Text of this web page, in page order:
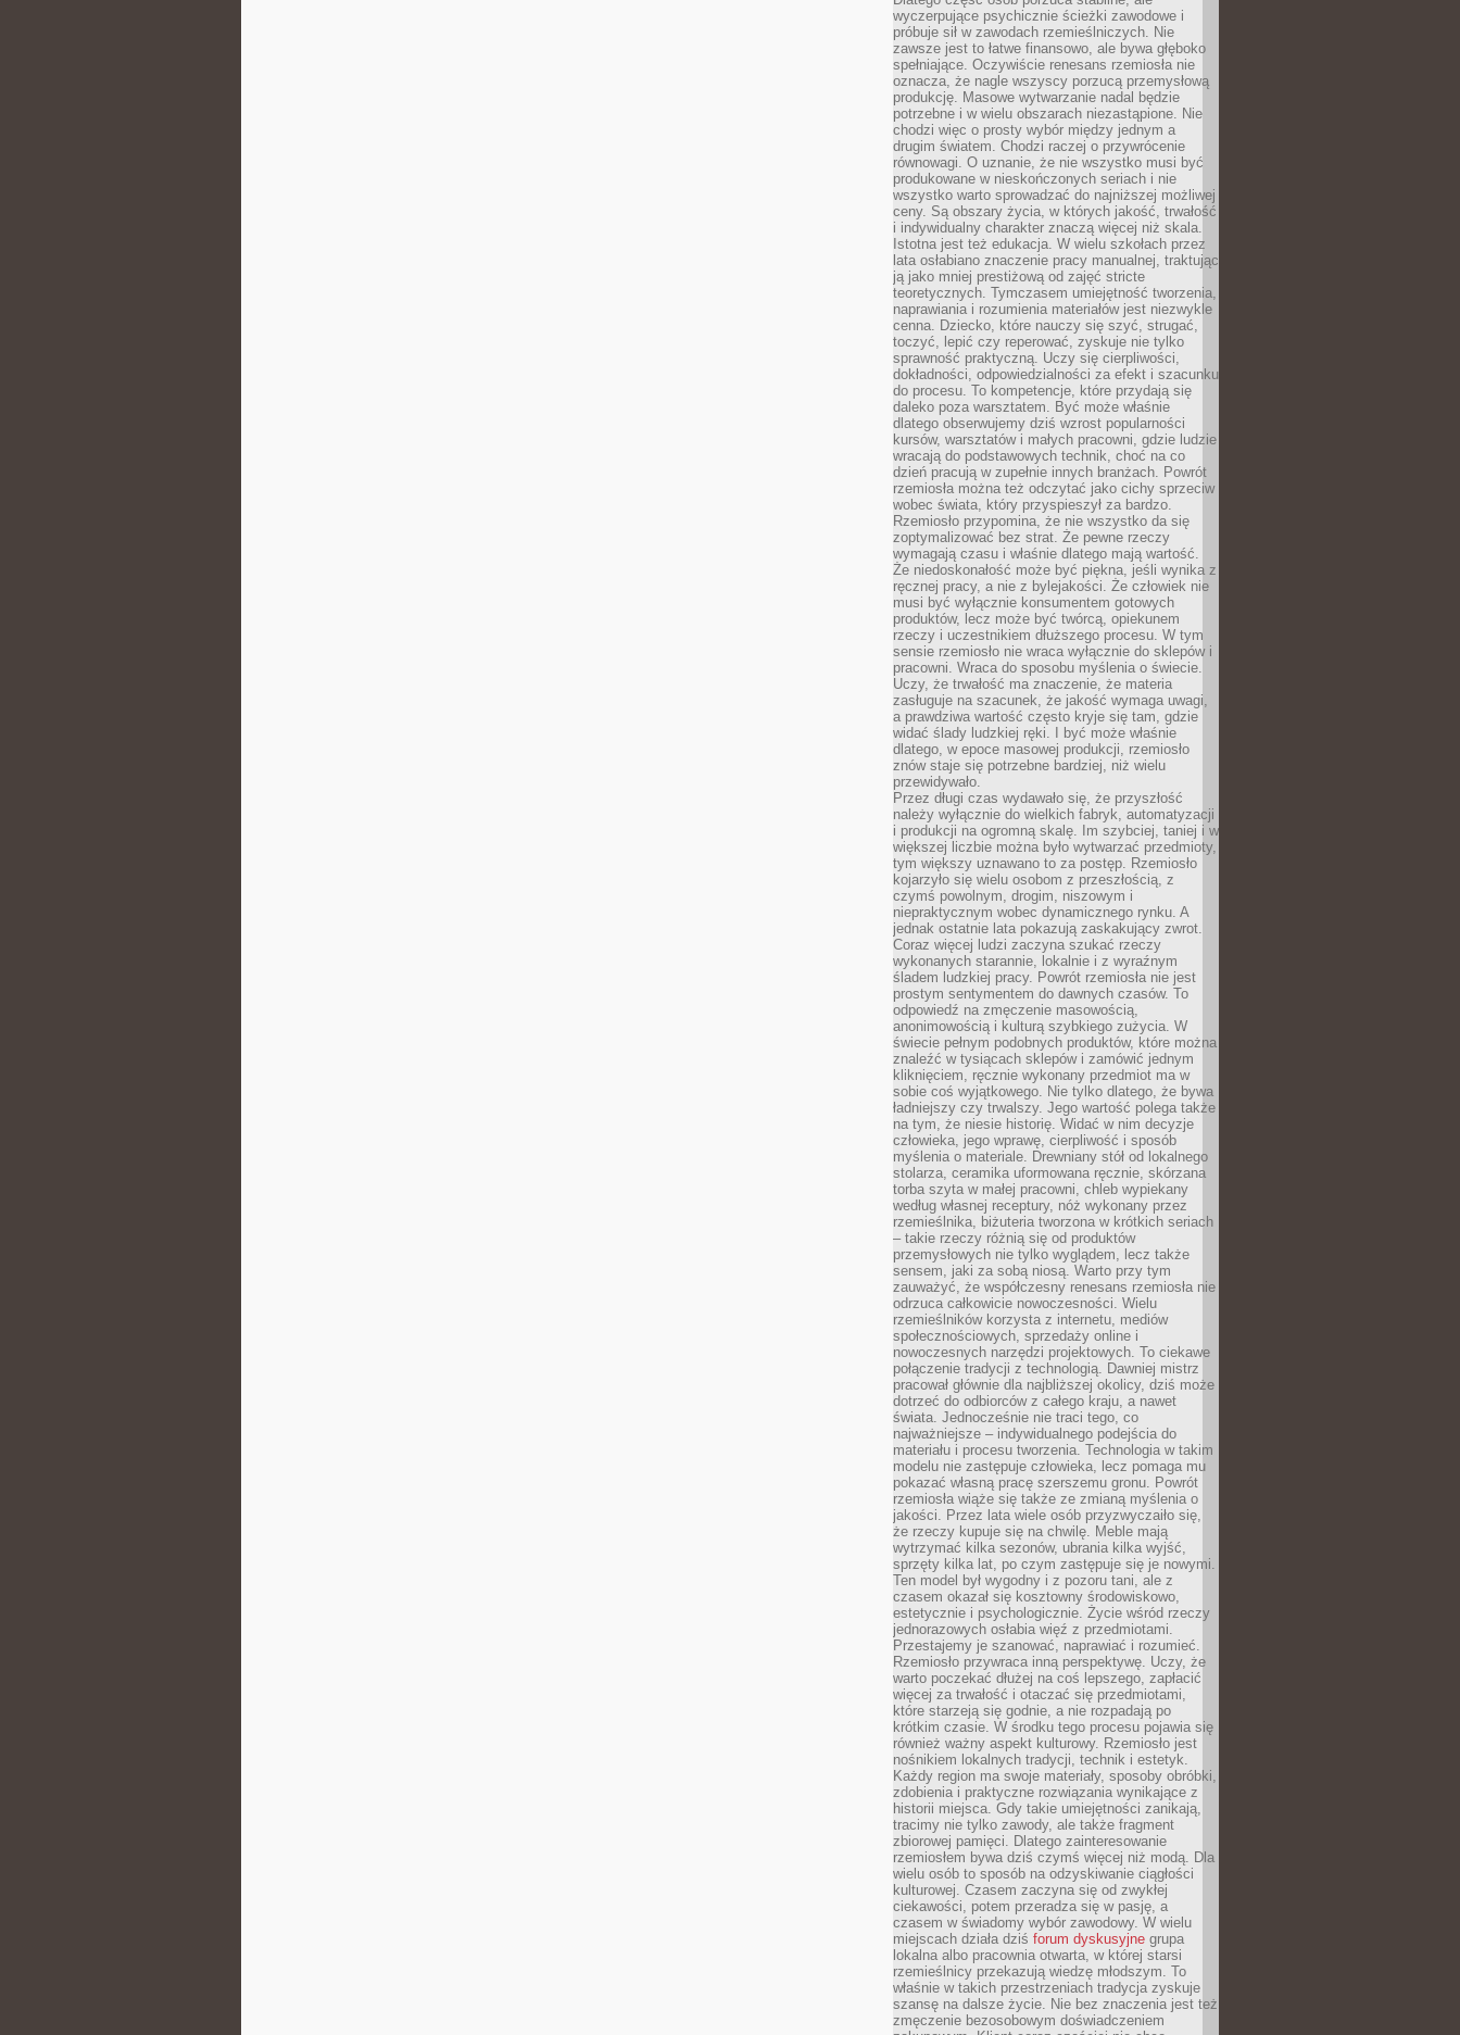
wyczerpujące psychicznie ścieżki zawodowe i
próbuje sił w zawodach rzemieślniczych. Nie
zawsze jest to łatwe finansowo, ale bywa głęboko
spełniające. Oczywiście renesans rzemiosła nie
oznacza, że nagle wszyscy porzucą przemysłową
produkcję. Masowe wytwarzanie nadal będzie
potrzebne i w wielu obszarach niezastąpione. Nie
chodzi więc o prosty wybór między jednym a
drugim światem. Chodzi raczej o przywrócenie
równowagi. O uznanie, że nie wszystko musi być
produkowane w nieskończonych seriach i nie
wszystko warto sprowadzać do najniższej możliwej
ceny. Są obszary życia, w których jakość, trwałość
i indywidualny charakter znaczą więcej niż skala.
Istotna jest też edukacja. W wielu szkołach przez
lata osłabiano znaczenie pracy manualnej, traktując
ją jako mniej prestiżową od zajęć stricte
teoretycznych. Tymczasem umiejętność tworzenia,
naprawiania i rozumienia materiałów jest niezwykle
cenna. Dziecko, które nauczy się szyć, strugać,
toczyć, lepić czy reperować, zyskuje nie tylko
sprawność praktyczną. Uczy się cierpliwości,
dokładności, odpowiedzialności za efekt i szacunku
do procesu. To kompetencje, które przydają się
daleko poza warsztatem. Być może właśnie
dlatego obserwujemy dziś wzrost popularności
kursów, warsztatów i małych pracowni, gdzie ludzie
wracają do podstawowych technik, choć na co
dzień pracują w zupełnie innych branżach. Powrót
rzemiosła można też odczytać jako cichy sprzeciw
wobec świata, który przyspieszył za bardzo.
Rzemiosło przypomina, że nie wszystko da się
zoptymalizować bez strat. Że pewne rzeczy
wymagają czasu i właśnie dlatego mają wartość.
Że niedoskonałość może być piękna, jeśli wynika z
ręcznej pracy, a nie z bylejakości. Że człowiek nie
musi być wyłącznie konsumentem gotowych
produktów, lecz może być twórcą, opiekunem
rzeczy i uczestnikiem dłuższego procesu. W tym
sensie rzemiosło nie wraca wyłącznie do sklepów i
pracowni. Wraca do sposobu myślenia o świecie.
Uczy, że trwałość ma znaczenie, że materia
zasługuje na szacunek, że jakość wymaga uwagi,
a prawdziwa wartość często kryje się tam, gdzie
widać ślady ludzkiej ręki. I być może właśnie
dlatego, w epoce masowej produkcji, rzemiosło
znów staje się potrzebne bardziej, niż wielu
przewidywało.
Przez długi czas wydawało się, że przyszłość
należy wyłącznie do wielkich fabryk, automatyzacji
i produkcji na ogromną skalę. Im szybciej, taniej i w
większej liczbie można było wytwarzać przedmioty,
tym większy uznawano to za postęp. Rzemiosło
kojarzyło się wielu osobom z przeszłością, z
czymś powolnym, drogim, niszowym i
niepraktycznym wobec dynamicznego rynku. A
jednak ostatnie lata pokazują zaskakujący zwrot.
Coraz więcej ludzi zaczyna szukać rzeczy
wykonanych starannie, lokalnie i z wyraźnym
śladem ludzkiej pracy. Powrót rzemiosła nie jest
prostym sentymentem do dawnych czasów. To
odpowiedź na zmęczenie masowością,
anonimowością i kulturą szybkiego zużycia. W
świecie pełnym podobnych produktów, które można
znaleźć w tysiącach sklepów i zamówić jednym
kliknięciem, ręcznie wykonany przedmiot ma w
sobie coś wyjątkowego. Nie tylko dlatego, że bywa
ładniejszy czy trwalszy. Jego wartość polega także
na tym, że niesie historię. Widać w nim decyzje
człowieka, jego wprawę, cierpliwość i sposób
myślenia o materiale. Drewniany stół od lokalnego
stolarza, ceramika uformowana ręcznie, skórzana
torba szyta w małej pracowni, chleb wypiekany
według własnej receptury, nóż wykonany przez
rzemieślnika, biżuteria tworzona w krótkich seriach
– takie rzeczy różnią się od produktów
przemysłowych nie tylko wyglądem, lecz także
sensem, jaki za sobą niosą. Warto przy tym
zauważyć, że współczesny renesans rzemiosła nie
odrzuca całkowicie nowoczesności. Wielu
rzemieślników korzysta z internetu, mediów
społecznościowych, sprzedaży online i
nowoczesnych narzędzi projektowych. To ciekawe
połączenie tradycji z technologią. Dawniej mistrz
pracował głównie dla najbliższej okolicy, dziś może
dotrzeć do odbiorców z całego kraju, a nawet
świata. Jednocześnie nie traci tego, co
najważniejsze – indywidualnego podejścia do
materiału i procesu tworzenia. Technologia w takim
modelu nie zastępuje człowieka, lecz pomaga mu
pokazać własną pracę szerszemu gronu. Powrót
rzemiosła wiąże się także ze zmianą myślenia o
jakości. Przez lata wiele osób przyzwyczaiło się,
że rzeczy kupuje się na chwilę. Meble mają
wytrzymać kilka sezonów, ubrania kilka wyjść,
sprzęty kilka lat, po czym zastępuje się je nowymi.
Ten model był wygodny i z pozoru tani, ale z
czasem okazał się kosztowny środowiskowo,
estetycznie i psychologicznie. Życie wśród rzeczy
jednorazowych osłabia więź z przedmiotami.
Przestajemy je szanować, naprawiać i rozumieć.
Rzemiosło przywraca inną perspektywę. Uczy, że
warto poczekać dłużej na coś lepszego, zapłacić
więcej za trwałość i otaczać się przedmiotami,
które starzeją się godnie, a nie rozpadają po
krótkim czasie. W środku tego procesu pojawia się
również ważny aspekt kulturowy. Rzemiosło jest
nośnikiem lokalnych tradycji, technik i estetyk.
Każdy region ma swoje materiały, sposoby obróbki,
zdobienia i praktyczne rozwiązania wynikające z
historii miejsca. Gdy takie umiejętności zanikają,
tracimy nie tylko zawody, ale także fragment
zbiorowej pamięci. Dlatego zainteresowanie
rzemiosłem bywa dziś czymś więcej niż modą. Dla
wielu osób to sposób na odzyskiwanie ciągłości
kulturowej. Czasem zaczyna się od zwykłej
ciekawości, potem przeradza się w pasję, a
czasem w świadomy wybór zawodowy. W wielu
miejscach działa dziś forum dyskusyjne grupa
lokalna albo pracownia otwarta, w której starsi
rzemieślnicy przekazują wiedzę młodszym. To
właśnie w takich przestrzeniach tradycja zyskuje
szansę na dalsze życie. Nie bez znaczenia jest też
zmęczenie bezosobowym doświadczeniem